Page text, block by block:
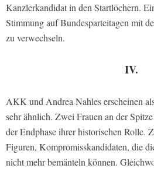
Kanzlerkandidat in den Startlöchern.
Stimmung auf Bundesparteitagen mit
zu verwechseln.
IV.
AKK und Andrea Nahles erscheinen
sehr ähnlich. Zwei Frauen an der
der Endphase ihrer historischen Rolle.
Figuren, Kompromisskandidaten, die
nicht mehr bemänteln können.